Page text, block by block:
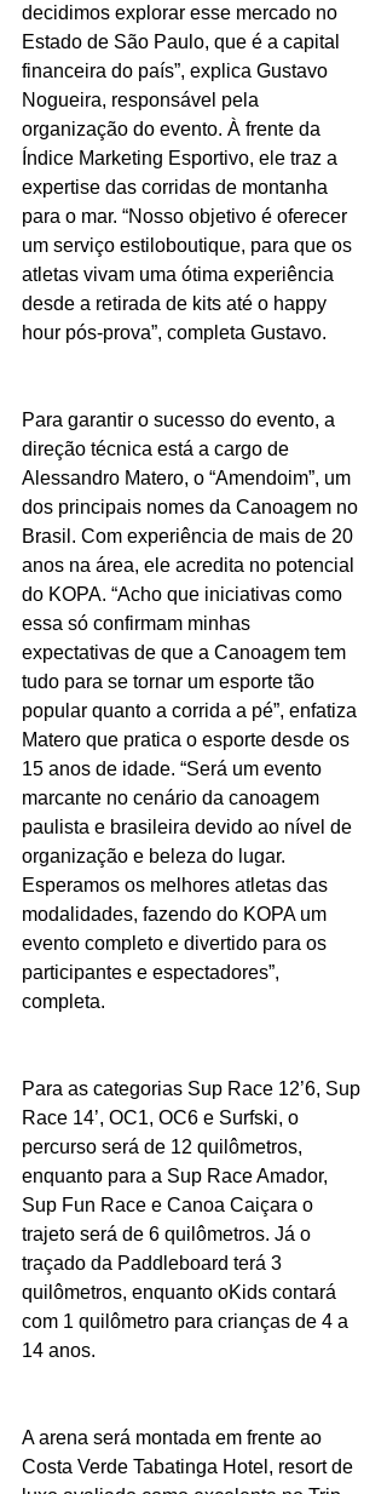
decidimos explorar esse mercado no
Estado de São Paulo, que é a capital
financeira do país”, explica Gustavo
Nogueira, responsável pela
organização do evento. À frente da
Índice Marketing Esportivo, ele traz a
expertise das corridas de montanha
para o mar. “Nosso objetivo é oferecer
um serviço estiloboutique, para que os
atletas vivam uma ótima experiência
desde a retirada de kits até o happy
hour pós-prova”, completa Gustavo.
Para garantir o sucesso do evento, a
direção técnica está a cargo de
Alessandro Matero, o “Amendoim”, um
dos principais nomes da Canoagem no
Brasil. Com experiência de mais de 20
anos na área, ele acredita no potencial
do KOPA. “Acho que iniciativas como
essa só confirmam minhas
expectativas de que a Canoagem tem
tudo para se tornar um esporte tão
popular quanto a corrida a pé”, enfatiza
Matero que pratica o esporte desde os
15 anos de idade. “Será um evento
marcante no cenário da canoagem
paulista e brasileira devido ao nível de
organização e beleza do lugar.
Esperamos os melhores atletas das
modalidades, fazendo do KOPA um
evento completo e divertido para os
participantes e espectadores”,
completa.
Para as categorias Sup Race 12’6, Sup
Race 14’, OC1, OC6 e Surfski, o
percurso será de 12 quilômetros,
enquanto para a Sup Race Amador,
Sup Fun Race e Canoa Caiçara o
trajeto será de 6 quilômetros. Já o
traçado da Paddleboard terá 3
quilômetros, enquanto oKids contará
com 1 quilômetro para crianças de 4 a
14 anos.
A arena será montada em frente ao
Costa Verde Tabatinga Hotel, resort de